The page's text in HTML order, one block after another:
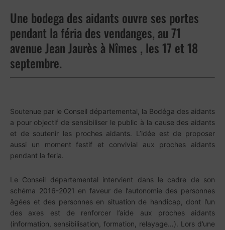
Une bodega des aidants ouvre ses portes
pendant la féria des vendanges, au 71
avenue Jean Jaurès à Nîmes , les 17 et 18
septembre.
Soutenue par le Conseil départemental, la Bodéga des aidants
a pour objectif de sensibiliser le public à la cause des aidants
et de soutenir les proches aidants. L’idée est de proposer
aussi un moment festif et convivial aux proches aidants
pendant la feria.
Le Conseil départemental intervient dans le cadre de son
schéma 2016-2021 en faveur de l’autonomie des personnes
âgées et des personnes en situation de handicap, dont l’un
des axes est de renforcer l’aide aux proches aidants
(information, sensibilisation, formation, relayage…). Lors d’une